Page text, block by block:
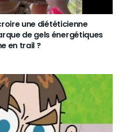
une diététicienne
de gels énergétiques
en trail ?